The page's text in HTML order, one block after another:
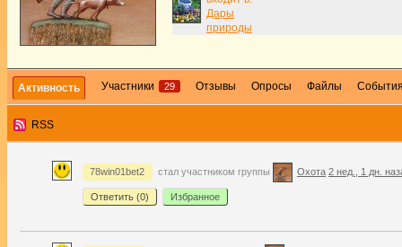
Дары
природы
Активность Участники 29 Отзывы Опросы Файлы
RSS
78win01bet2 стал участником группы Охота 2 нед., 1 дн.
Ответить (0) Избранное